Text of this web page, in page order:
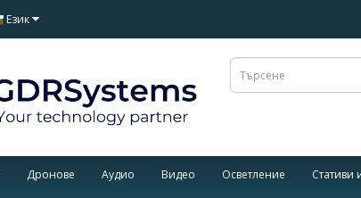
Език
Дронове Аудио Видео Осветление Стативи